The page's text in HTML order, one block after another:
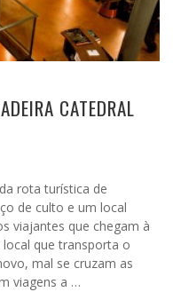
CATEDRAL
rota turística de
de culto e um local
viajantes que chegam à
que transporta o
mal se cruzam as
viagens a …